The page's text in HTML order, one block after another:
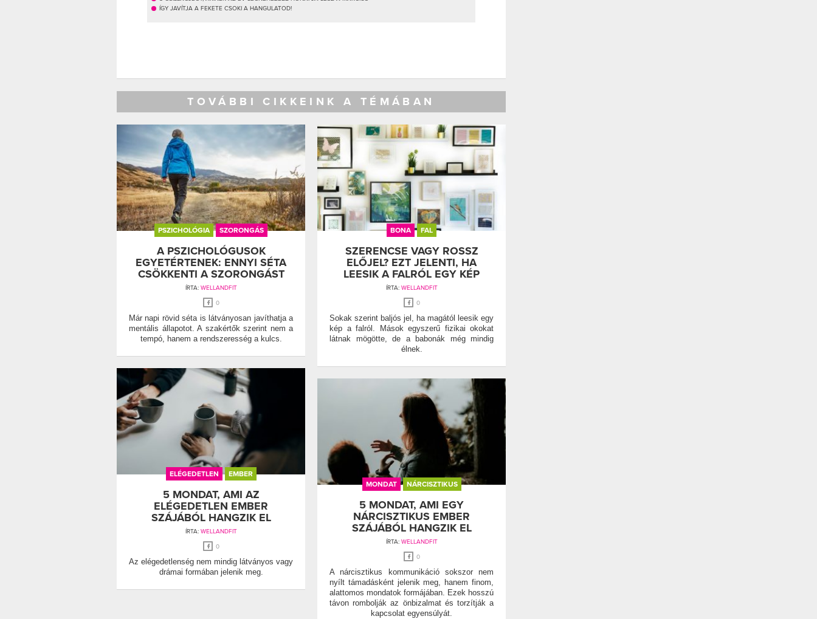
ÍGY JAVÍTJA A FEKETE CSOKI A HANGULATOD!
TOVÁBBI CIKKEINK A TÉMÁBAN
PSZICHOLÓGIA SZORONGÁS
A PSZICHOLÓGUSOK
EGYETÉRTENEK: ENNYI SÉTA
CSÖKKENTI A SZORONGÁST
ÍRTA: WELLANDFIT
0
Már napi rövid séta is látványosan javíthatja a
mentális állapotot. A szakértők szerint nem a
tempó, hanem a rendszeresség a kulcs.
BONA FAL
SZERENCSE VAGY ROSSZ
ELŐJEL? EZT JELENTI, HA
LEESIK A FALRÓL EGY KÉP
ÍRTA: WELLANDFIT
0
Sokak szerint baljós jel, ha magától leesik egy
kép a falról. Mások egyszerű fizikai okokat
látnak mögötte, de a babonák még mindig
élnek.
ELÉGEDETLEN EMBER
5 MONDAT, AMI AZ
ELÉGEDETLEN EMBER
SZÁJÁBÓL HANGZIK EL
ÍRTA: WELLANDFIT
0
Az elégedetlenség nem mindig látványos vagy
drámai formában jelenik meg.
MONDAT NÁRCISZTIKUS
5 MONDAT, AMI EGY
NÁRCISZTIKUS EMBER
SZÁJÁBÓL HANGZIK EL
ÍRTA: WELLANDFIT
0
A nárcisztikus kommunikáció sokszor nem
nyílt támadásként jelenik meg, hanem finom,
alattomos mondatok formájában. Ezek hosszú
távon rombolják az önbizalmat és torzítják a
kapcsolat egyensúlyát.